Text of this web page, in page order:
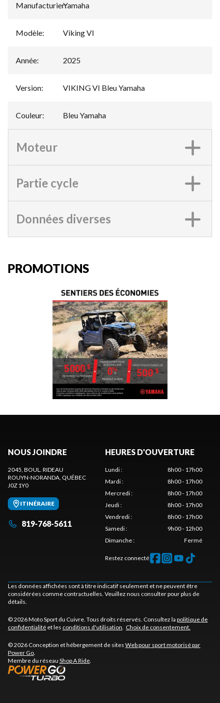
Manufacturier:
Yamaha
Modèle: Viking VI
Année: 2025
Version: VIKING VI Bleu Yamaha
Couleur: Bleu Yamaha
Moteur
Partie cycle
Données diverses
PROMOTIONS
NOUS JOINDRE
2045, BOUL. RIDEAU
ROUYN-NORANDA, QUÉBEC
J0Z 1Y0
ITINÉRAIRE
819-768-5611
HEURES D'OUVERTURE
Lundi:
8h00 - 17h00
Mardi:
8h00 - 17h00
Mercredi:
8h00 - 17h00
Jeudi:
8h00 - 17h00
Vendredi:
8h00 - 17h00
Samedi:
9h00 - 12h00
Dimanche: Fermé
Restez connecté
Les données affichées sont à titre indicatif seulement et ne peuvent être
considérées comme contractuelles. Veuillez nous consulter pour plus de
détails.
© 2026 Moto Sport du Cuivre. Tous droits réservés. Consultez la politique de
confidentialité et les conditions d'utilisation. Choix de consentement.
© 2026 Conception et hébergement de sites Web pour sport motorisé par
Power Go.
Membre du réseau Shop A Ride.